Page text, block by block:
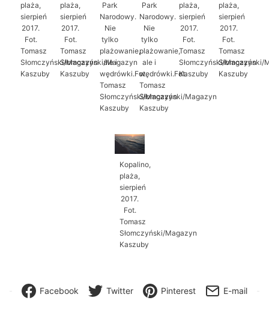
plaża,
sierpień
2017.
Fot.
Tomasz
Słomczyński/Magazyn
Kaszuby
plaża,
sierpień
2017.
Fot.
Tomasz
Słomczyński/Magazyn
Kaszuby
Park
Narodowy.
Nie
tylko
plażowanie,
ale i
wędrówki.Fot.
Tomasz
Słomczyński/Magazyn
Kaszuby
Park
Narodowy.
Nie
tylko
plażowanie,
ale i
wędrówki.Fot.
Tomasz
Słomczyński/Magazyn
Kaszuby
plaża,
sierpień
2017.
Fot.
Tomasz
Słomczyński/Magazyn
Kaszuby
plaża,
sierpień
2017.
Fot.
Tomasz
Słomczyński/
Kaszuby
Kopalino,
plaża,
sierpień
2017.
Fot.
Tomasz
Słomczyński/Magazyn
Kaszuby
Facebook Twitter Pinterest E-mail